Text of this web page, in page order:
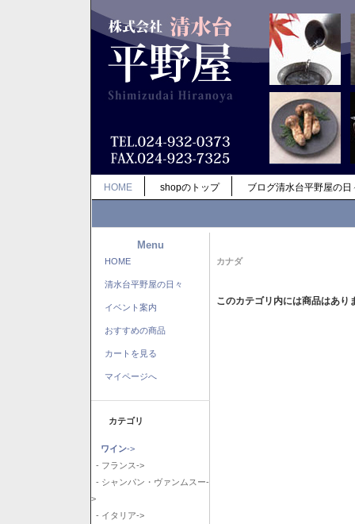
HOME shopのトップ ブログ清水台平野屋の日
Menu
HOME
清水台平野屋の日々
イベント案内
おすすめの商品
カートを見る
マイページへ
カテゴリ
ワイン->
- フランス->
- シャンパン・ヴァンムスー-
>
- イタリア->
カナダ
このカテゴリ内には商品はあり